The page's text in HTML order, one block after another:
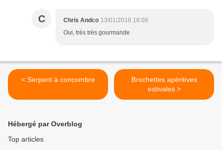
C Chris Andco 13/01/2016 18:08
Oui, très très gourmande
< Serpent à concombre
Brochettes apéritives
estivales >
Hébergé par Overblog
Top articles